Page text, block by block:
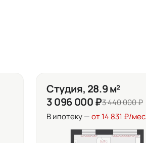
Студия, 28.9 м²
3 096 000 ₽3 440 000 ₽
В ипотеку —от 14 831 ₽/мес